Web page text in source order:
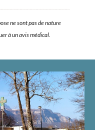
ne sont pas de nature
à un avis médical.